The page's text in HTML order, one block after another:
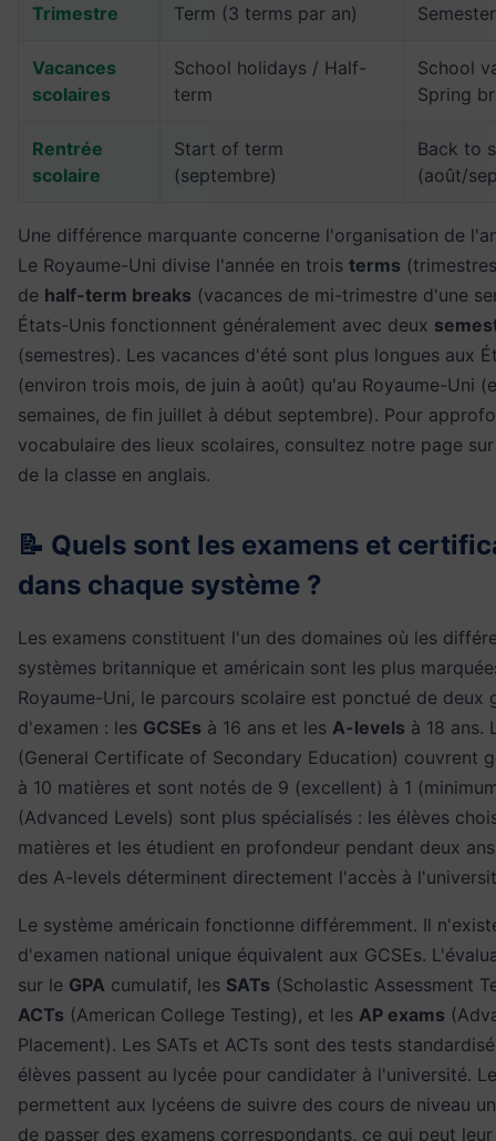
Trimestre Term (3 terms par an)
Vacances
scolaires
School holidays / Half-
term
School
Spring
Rentrée
scolaire
Start of term
(septembre)
Back to
(août/
Une différence marquante concerne l'organisation de
Le Royaume-Uni divise l'année en trois terms
de half-term breaks (vacances de mi-trimestre d'une
États-Unis fonctionnent généralement avec deux
(semestres). Les vacances d'été sont plus longues aux
(environ trois mois, de juin à août) qu'au Royaume-Uni
semaines, de fin juillet à début septembre). Pour
vocabulaire des lieux scolaires, consultez notre page
de la classe en anglais.
📝 Quels sont les examens et
dans chaque système ?
Les examens constituent l'un des domaines où les
systèmes britannique et américain sont les plus
Royaume-Uni, le parcours scolaire est ponctué de deux
d'examen : les GCSEs à 16 ans et les A-levels à 18 ans.
(General Certificate of Secondary Education) couvrent
à 10 matières et sont notés de 9 (excellent) à 1
(Advanced Levels) sont plus spécialisés : les élèves
matières et les étudient en profondeur pendant deux
des A-levels déterminent directement l'accès à
Le système américain fonctionne différemment. Il
d'examen national unique équivalent aux GCSEs.
sur le GPA cumulatif, les SATs (Scholastic Assessment
ACTs (American College Testing), et les AP exams
Placement). Les SATs et ACTs sont des tests
élèves passent au lycée pour candidater à l'université.
permettent aux lycéens de suivre des cours de niveau
de passer des examens correspondants, ce qui peut